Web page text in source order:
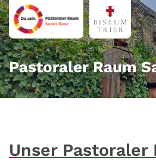
Zum Inhalt springen
Pastoraler Raum
Unser Pastoraler